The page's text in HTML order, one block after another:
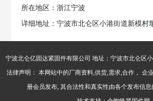
所在地区：浙江宁波
详细地址：宁波市北仑区小港街道新模村
宁波北仑亿固达紧固件有限公司 地址：宁波市北仑区
法律声明： 本网站中的厂商资料,供货,需求,合作， 企
册会员发布, 其合法性和真实性由各个发布信息